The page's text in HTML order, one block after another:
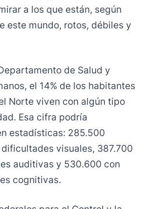
a los que están, según
este mundo, rotos, débiles y
de Salud y
el 14% de los habitantes
Norte viven con algún tipo
Esa cifra podría
estadísticas: 285.500
visuales, 387.700
auditivas y 530.600 con
cognitivas.